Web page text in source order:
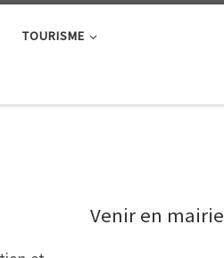
TOURISME
Venir en mairie